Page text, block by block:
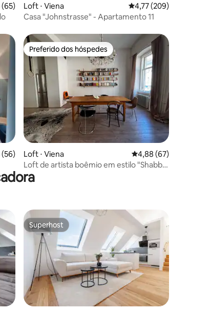
uma avaliação média de 5, 65 avaliações
(65)
Loft ⋅ Viena 4,77 de uma avaliação
4,77 (209)
Casa "Johnstrasse" - Apartamento 11
uma avaliação média de 5, 56 avaliações
Preferido dos hóspedes
Preferido dos hóspedes
Loft ⋅ Viena 4,88 de uma
4,88 (67)
Loft de artista boêmio em estilo "Shabby
Chic"
Superhost
Superhost